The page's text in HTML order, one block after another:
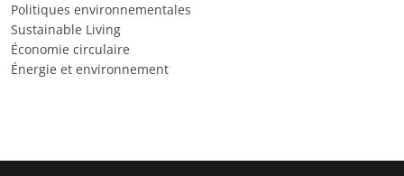
Politiques environnementales
Sustainable Living
Économie circulaire
Énergie et environnement